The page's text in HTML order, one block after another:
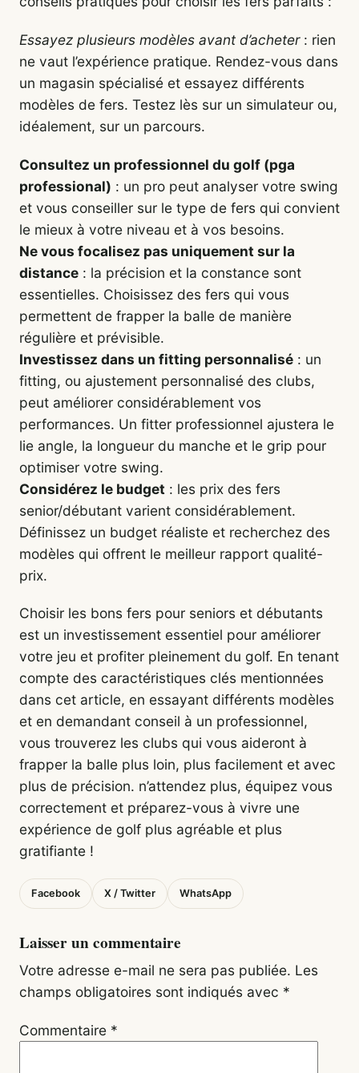
Essayez plusieurs modèles avant d’acheter: rien
ne vaut l’expérience pratique. Rendez-vous dans
un magasin spécialisé et essayez différents
modèles de fers. Testez lès sur un simulateur ou,
idéalement, sur un parcours.
Consultez un professionnel du golf (pga
professional) : un pro peut analyser votre swing
et vous conseiller sur le type de fers qui convient
le mieux à votre niveau et à vos besoins.
Ne vous focalisez pas uniquement sur la
distance : la précision et la constance sont
essentielles. Choisissez des fers qui vous
permettent de frapper la balle de manière
régulière et prévisible.
Investissez dans un fitting personnalisé : un
fitting, ou ajustement personnalisé des clubs,
peut améliorer considérablement vos
performances. Un fitter professionnel ajustera le
lie angle, la longueur du manche et le grip pour
optimiser votre swing.
Considérez le budget : les prix des fers
senior/débutant varient considérablement.
Définissez un budget réaliste et recherchez des
modèles qui offrent le meilleur rapport qualité-
prix.
Choisir les bons fers pour seniors et débutants
est un investissement essentiel pour améliorer
votre jeu et profiter pleinement du golf. En tenant
compte des caractéristiques clés mentionnées
dans cet article, en essayant différents modèles
et en demandant conseil à un professionnel,
vous trouverez les clubs qui vous aideront à
frapper la balle plus loin, plus facilement et avec
plus de précision. n’attendez plus, équipez vous
correctement et préparez-vous à vivre une
expérience de golf plus agréable et plus
gratifiante !
Facebook X / Twitter WhatsApp
Laisser un commentaire
Votre adresse e-mail ne sera pas publiée. Les
champs obligatoires sont indiqués avec *
Commentaire *